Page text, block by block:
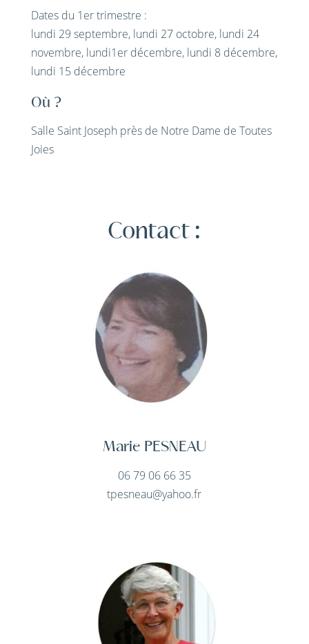
Dates du 1er trimestre :
lundi 29 septembre, lundi 27 octobre, lundi 24
novembre, lundi1er décembre, lundi 8 décembre,
lundi 15 décembre
Où ?
Salle Saint Joseph près de Notre Dame de Toutes
Joies
Contact :
Marie PESNEAU
06 79 06 66 35
tpesneau@yahoo.fr